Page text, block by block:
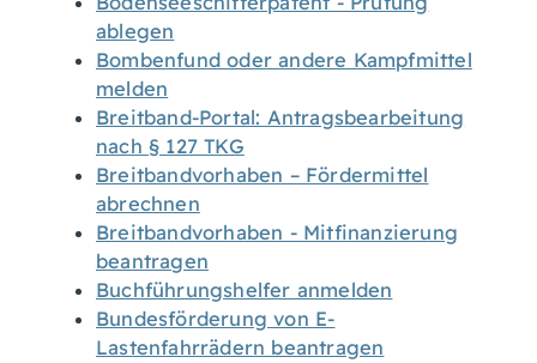
ablegen
Bombenfund oder andere Kampfmittel
melden
Breitband-Portal: Antragsbearbeitung
nach § 127 TKG
Breitbandvorhaben – Fördermittel
abrechnen
Breitbandvorhaben - Mitfinanzierung
beantragen
Buchführungshelfer anmelden
Bundesförderung von E-
Lastenfahrrädern beantragen